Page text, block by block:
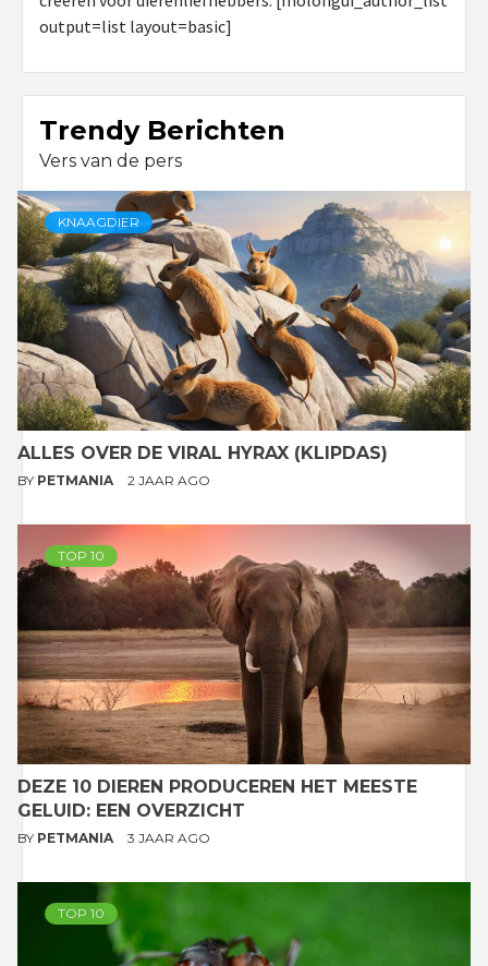
output=list layout=basic]
Trendy Berichten
Vers van de pers
KNAAGDIER
ALLES OVER DE VIRAL HYRAX (KLIPDAS)
BY PETMANIA 2 JAAR AGO
TOP 10
DEZE 10 DIEREN PRODUCEREN HET MEESTE
GELUID: EEN OVERZICHT
BY PETMANIA 3 JAAR AGO
TOP 10